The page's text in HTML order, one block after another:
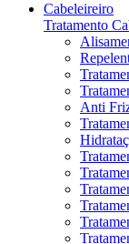
Cabeleireiro
Tratamento
Anti